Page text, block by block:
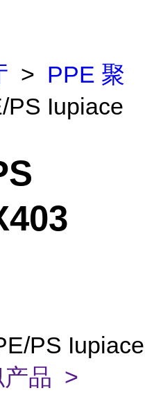
> PPE 聚
PS Iupiace
PS Iupiace
产品 >